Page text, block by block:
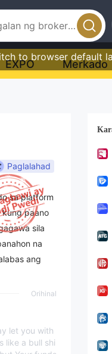
to browser default
EXPO Merkado
Paglalahad
sa platform
kung paano
sila
na
ang
Orihinal
let you with
like a bull shi